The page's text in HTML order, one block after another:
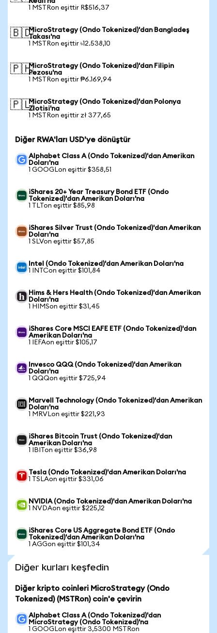
1 MSTRon eşittir R$516,37
🇧🇩MicroStrategy (Ondo Tokenized)'dan Bangladeş
Takası'na
1 MSTRon eşittir ৳12.538,10
🇵🇭MicroStrategy (Ondo Tokenized)'dan Filipin
Pezosu'na
1 MSTRon eşittir ₱6.169,94
🇵🇱MicroStrategy (Ondo Tokenized)'dan Polonya
Zlotisi'na
1 MSTRon eşittir zł 377,65
Diğer RWA'ları USD'ye dönüştür
Alphabet Class A (Ondo Tokenized)'dan Amerikan
Doları'na
1 GOOGLon eşittir $358,51
iShares 20+ Year Treasury Bond ETF (Ondo
Tokenized)'dan Amerikan Doları'na
1 TLTon eşittir $85,98
iShares Silver Trust (Ondo Tokenized)'dan Amerikan
Doları'na
1 SLVon eşittir $57,85
Intel (Ondo Tokenized)'dan Amerikan Doları'na
1 INTCon eşittir $101,84
Hims & Hers Health (Ondo Tokenized)'dan Amerikan
Doları'na
1 HIMSon eşittir $31,45
iShares Core MSCI EAFE ETF (Ondo Tokenized)'dan
Amerikan Doları'na
1 IEFAon eşittir $105,17
Invesco QQQ (Ondo Tokenized)'dan Amerikan
Doları'na
1 QQQon eşittir $725,94
Marvell Technology (Ondo Tokenized)'dan Amerikan
Doları'na
1 MRVLon eşittir $221,93
iShares Bitcoin Trust (Ondo Tokenized)'dan
Amerikan Doları'na
1 IBITon eşittir $36,98
Tesla (Ondo Tokenized)'dan Amerikan Doları'na
1 TSLAon eşittir $331,06
NVIDIA (Ondo Tokenized)'dan Amerikan Doları'na
1 NVDAon eşittir $225,12
iShares Core US Aggregate Bond ETF (Ondo
Tokenized)'dan Amerikan Doları'na
1 AGGon eşittir $101,34
Diğer kurları keşfedin
Diğer kripto coinleri MicroStrategy (Ondo
Tokenized) (MSTRon) coin'e çevirin
Alphabet Class A (Ondo Tokenized)'dan
MicroStrategy (Ondo Tokenized)'na
1 GOOGLon eşittir 3,5300 MSTRon